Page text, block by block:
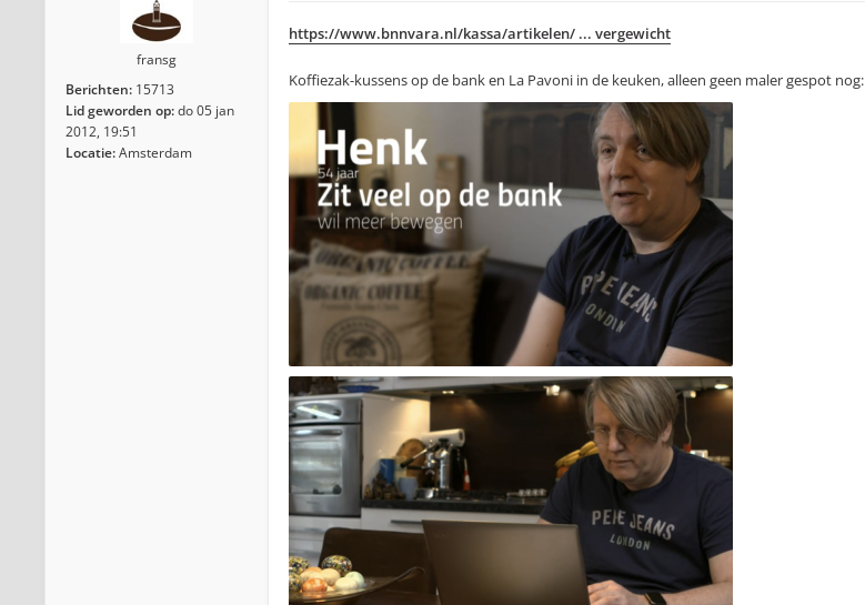
fransg
Berichten: 15713
Lid geworden op:do 05 jan
2012, 19:51
Locatie:Amsterdam
https://www.bnnvara.nl/kassa/artikelen/ ... vergewicht
Koffiezak-kussens op de bank en La Pavoni in de keuken, alleen geen maler gespot nog: